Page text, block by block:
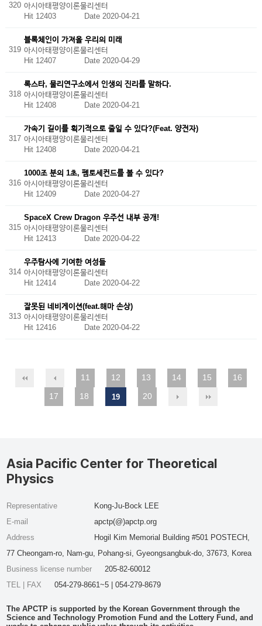
320 아시아태평양이론물리센터
Hit 12403 Date 2020-04-21
319
블록체인이 가져올 우리의 미래
아시아태평양이론물리센터
Hit 12407 Date 2020-04-29
318
록스타, 물리연구소에서 인생의 진리를 말하다.
아시아태평양이론물리센터
Hit 12408 Date 2020-04-21
317
가속기 길이를 획기적으로 줄일 수 있다?(Feat. 양전자)
아시아태평양이론물리센터
Hit 12408 Date 2020-04-21
316
1000조 분의 1초, 펨토세컨드를 볼 수 있다?
아시아태평양이론물리센터
Hit 12409 Date 2020-04-27
315
SpaceX Crew Dragon 우주선 내부 공개!
아시아태평양이론물리센터
Hit 12413 Date 2020-04-22
314
우주탐사에 기여한 여성들
아시아태평양이론물리센터
Hit 12414 Date 2020-04-22
313
잘못된 네비게이션(feat.해마 손상)
아시아태평양이론물리센터
Hit 12416 Date 2020-04-22
11 12 13 14 15
16
17
18 19 20
Asia Pacific Center for Theoretical
Physics
Representative
Kong-Ju-Bock LEE
E-mail
apctp(@)apctp.org
Address
Hogil Kim Memorial Building #501 POSTECH,
77 Cheongam-ro, Nam-gu, Pohang-si, Gyeongsangbuk-do, 37673, Korea
Business license number
205-82-60012
TEL | FAX
054-279-8661~5 | 054-279-8679
The APCTP is supported by the Korean Government through the
Science and Technology Promotion Fund and the Lottery Fund, and